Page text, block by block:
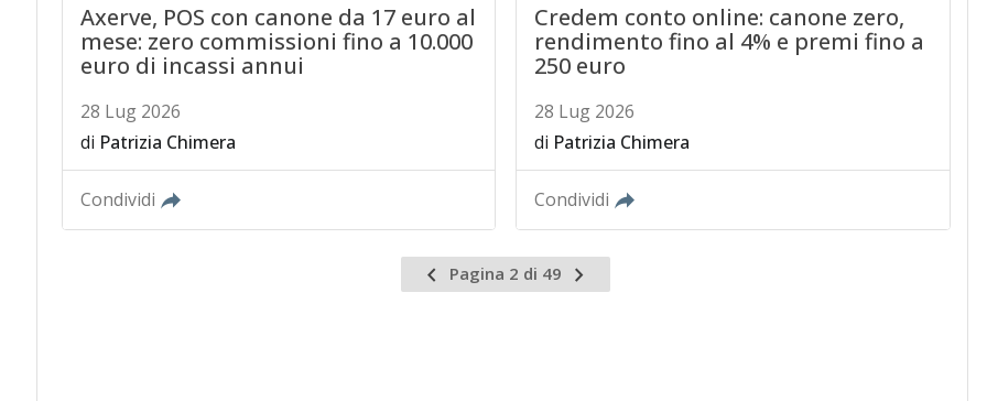
Axerve, POS con canone da 17 euro al
mese: zero commissioni fino a 10.000
euro di incassi annui
28 Lug 2026
di Patrizia Chimera
Condividi
Credem conto online: canone zero,
rendimento fino al 4% e premi fino a
250 euro
28 Lug 2026
di Patrizia Chimera
Condividi
Pagina 2 di 49